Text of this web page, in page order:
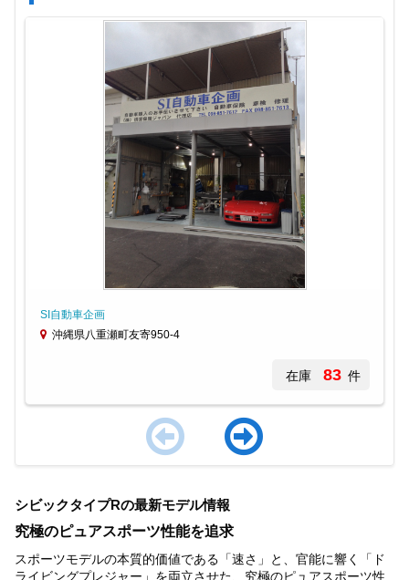
SI自動車企画
沖縄県八重瀬町友寄950-4
在庫 83 件
of
3
シビックタイプRの最新モデル情報
究極のピュアスポーツ性能を追求
スポーツモデルの本質的価値である「速さ」と、官能に響く「ド
ライビングプレジャー」を両立させた、究極のピュアスポーツ性